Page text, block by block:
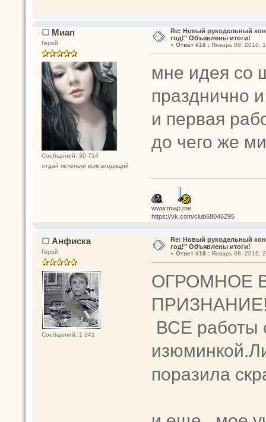
Миап
Герой
Сообщений: 30 714
отдай печеньки всяк входящий
Re: Новый рукодельный
год!" Объявлены итоги!
« Ответ #18 :Январь 08, 2016,
мне идея со
празднично
и первая
до чего же
www.miap.me
https://vk.com/club68046295
Анфиска
Герой
Сообщений: 1 341
Re: Новый рукодельный
год!" Объявлены итоги!
« Ответ #19 :Январь 08, 2016,
ОГРОМНОЕ
ВСЕ работы
поразила